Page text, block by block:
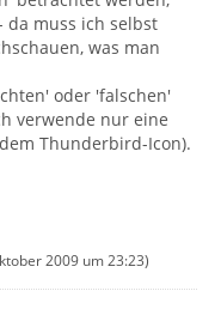
da muss ich selbst
was man
oder 'falschen'
verwende nur eine
Thunderbird-Icon).
2009 um 23:23)